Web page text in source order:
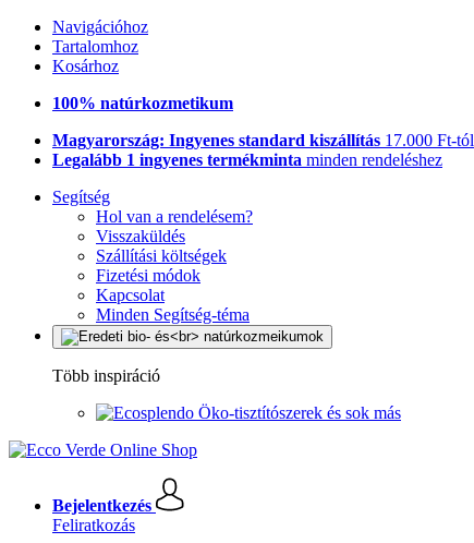
Navigációhoz
Tartalomhoz
Kosárhoz
100% natúrkozmetikum
Magyarország: Ingyenes standard kiszállítás 17.000 Ft-tól
Legalább 1 ingyenes termékminta minden rendeléshez
Segítség
Hol van a rendelésem?
Visszaküldés
Szállítási költségek
Fizetési módok
Kapcsolat
Minden Segítség-téma
Több inspiráció
Öko-tisztítószerek és sok más
Bejelentkezés
Feliratkozás